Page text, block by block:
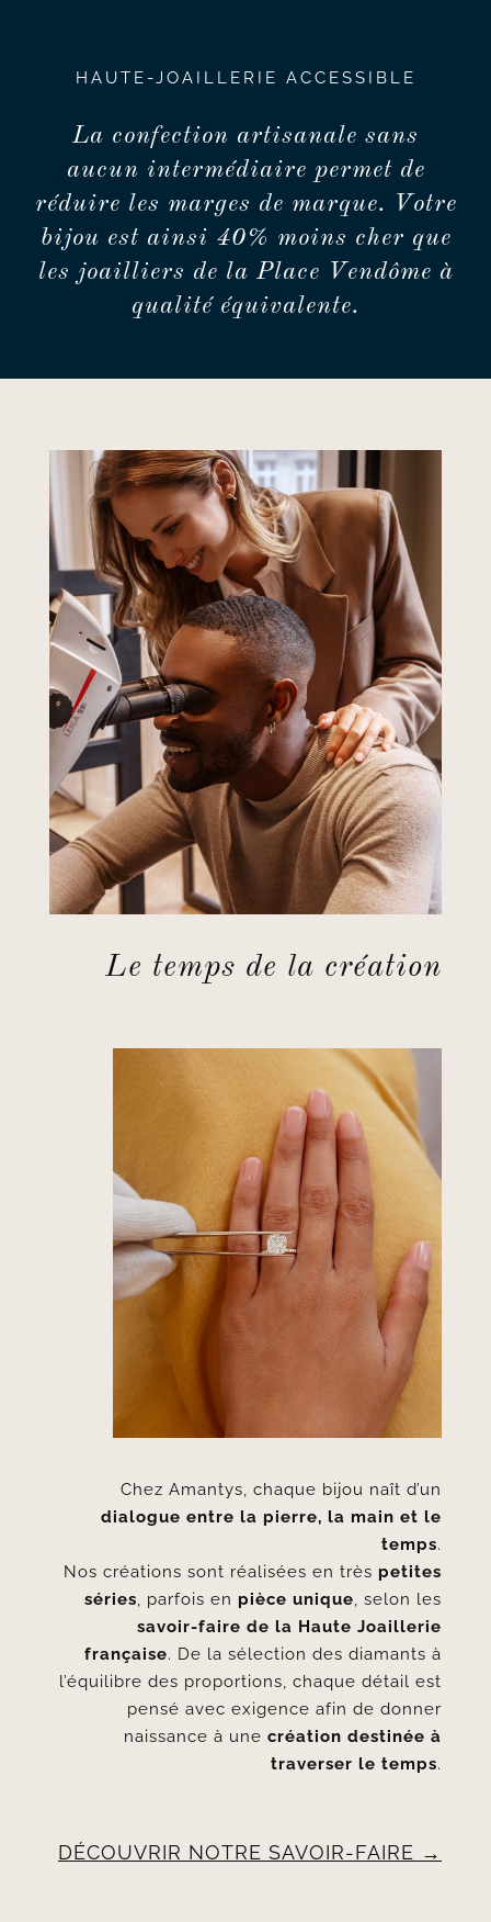
HAUTE-JOAILLERIE ACCESSIBLE
La confection artisanale sans
aucun intermédiaire permet de
réduire les marges de marque. Votre
bijou est ainsi 40% moins cher que
les joailliers de la Place Vendôme à
qualité équivalente.
Le temps de la création
Chez Amantys, chaque bijou naît d’un
dialogue entre la pierre, la main et le
temps.
Nos créations sont réalisées en très petites
séries, parfois en pièce unique, selon les
savoir-faire de la Haute Joaillerie
française. De la sélection des diamants à
l’équilibre des proportions, chaque détail est
pensé avec exigence afin de donner
naissance à unecréation destinée à
traverser le temps.
DÉCOUVRIR NOTRE SAVOIR-FAIRE